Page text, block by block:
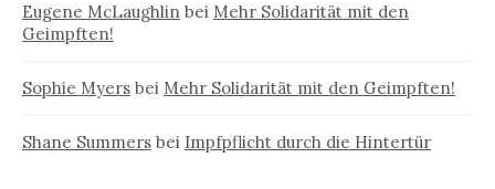
Eugene McLaughlin bei Mehr Solidarität mit den
Geimpften!
Sophie Myers bei Mehr Solidarität mit den Geimpften!
Shane Summers bei Impfpflicht durch die Hintertür